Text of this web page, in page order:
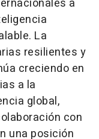
a
La
resilientes y
creciendo en
a la
global,
con
una posición